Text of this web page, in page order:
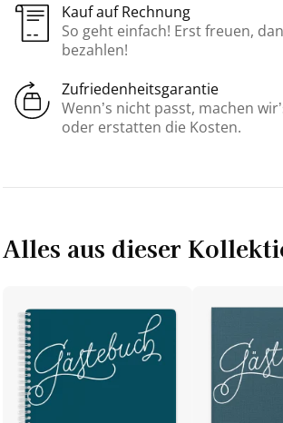
Kauf auf Rechnung
So geht einfach! Erst freuen,
bezahlen!
Zufriedenheitsgarantie
Wenn’s nicht passt, machen
oder erstatten die Kosten.
Alles aus dieser